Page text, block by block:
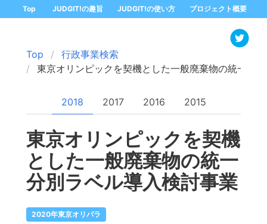
Top JUDGIT!の趣旨 JUDGIT!の使い方 プロジェクト概要
Top
行政事業検索
東京オリンピックを契機とした一般廃棄物の統一分
2018 2017 2016 2015
東京オリンピックを契機
とした一般廃棄物の統一
分別ラベル導入検討事業
2020年東京オリパラ